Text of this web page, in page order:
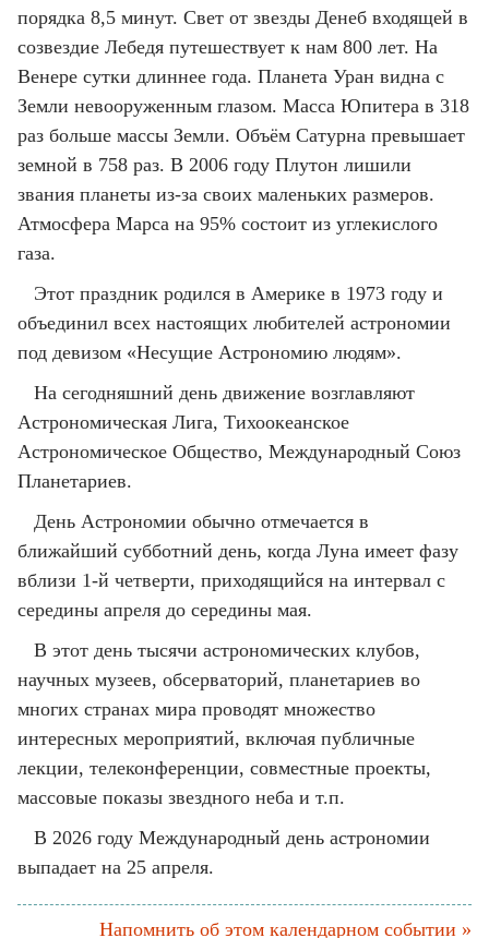
порядка 8,5 минут. Свет от звезды Денеб входящей в
созвездие Лебедя путешествует к нам 800 лет. На
Венере сутки длиннее года. Планета Уран видна с
Земли невооруженным глазом. Масса Юпитера в 318
раз больше массы Земли. Объём Cатурна превышает
земной в 758 раз. В 2006 году Плутон лишили
звания планеты из-за своих маленьких размеров.
Атмосфера Марса на 95% состоит из углекислого
газа.
Этот праздник родился в Америке в 1973 году и
объединил всех настоящих любителей астрономии
под девизом «Несущие Астрономию людям».
На сегодняшний день движение возглавляют
Астрономическая Лига, Тихоокеанское
Астрономическое Общество, Международный Союз
Планетариев.
День Астрономии обычно отмечается в
ближайший субботний день, когда Луна имеет фазу
вблизи 1-й четверти, приходящийся на интервал с
середины апреля до середины мая.
В этот день тысячи астрономических клубов,
научных музеев, обсерваторий, планетариев во
многих странах мира проводят множество
интересных мероприятий, включая публичные
лекции, телеконференции, совместные проекты,
массовые показы звездного неба и т.п.
В 2026 году Международный день астрономии
выпадает на 25 апреля.
Напомнить об этом календарном событии »